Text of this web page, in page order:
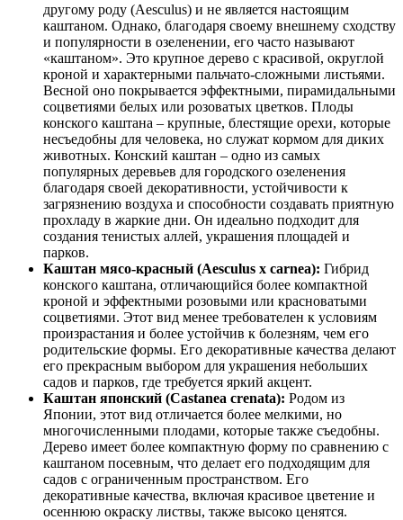
другому роду (Aesculus) и не является настоящим
каштаном. Однако, благодаря своему внешнему сходству
и популярности в озеленении, его часто называют
«каштаном». Это крупное дерево с красивой, округлой
кроной и характерными пальчато-сложными листьями.
Весной оно покрывается эффектными, пирамидальными
соцветиями белых или розоватых цветков. Плоды
конского каштана – крупные, блестящие орехи, которые
несъедобны для человека, но служат кормом для диких
животных. Конский каштан – одно из самых
популярных деревьев для городского озеленения
благодаря своей декоративности, устойчивости к
загрязнению воздуха и способности создавать приятную
прохладу в жаркие дни. Он идеально подходит для
создания тенистых аллей, украшения площадей и
парков.
Каштан мясо-красный (Aesculus x carnea): Гибрид
конского каштана, отличающийся более компактной
кроной и эффектными розовыми или красноватыми
соцветиями. Этот вид менее требователен к условиям
произрастания и более устойчив к болезням, чем его
родительские формы. Его декоративные качества делают
его прекрасным выбором для украшения небольших
садов и парков, где требуется яркий акцент.
Каштан японский (Castanea crenata): Родом из
Японии, этот вид отличается более мелкими, но
многочисленными плодами, которые также съедобны.
Дерево имеет более компактную форму по сравнению с
каштаном посевным, что делает его подходящим для
садов с ограниченным пространством. Его
декоративные качества, включая красивое цветение и
осеннюю окраску листвы, также высоко ценятся.